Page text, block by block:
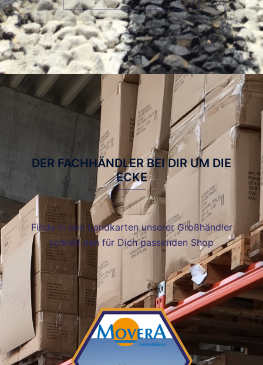
DER FACHHÄNDLER BEI DIR UM DIE
ECKE
Finde in den Landkarten unserer Großhändler
schnell den für Dich passenden Shop